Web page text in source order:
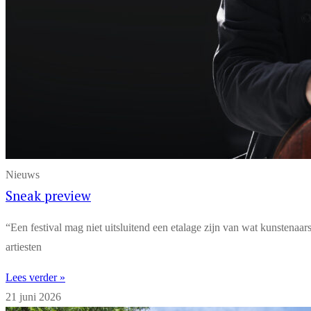
Nieuws
Sneak preview
“Een festival mag niet uitsluitend een etalage zijn van wat
artiesten
Lees verder »
21 juni 2026